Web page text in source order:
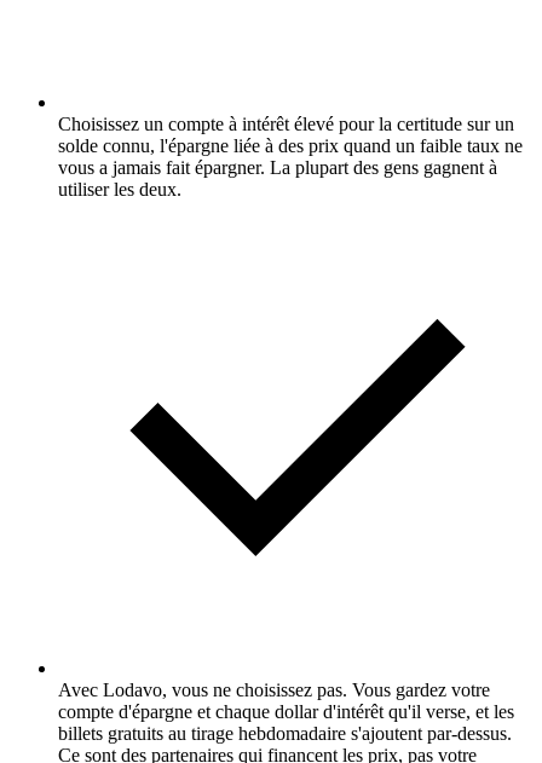
Choisissez un compte à intérêt élevé pour la certitude sur un
solde connu, l'épargne liée à des prix quand un faible taux ne
vous a jamais fait épargner. La plupart des gens gagnent à
utiliser les deux.
Avec Lodavo, vous ne choisissez pas. Vous gardez votre
compte d'épargne et chaque dollar d'intérêt qu'il verse, et les
billets gratuits au tirage hebdomadaire s'ajoutent par-dessus.
Ce sont des partenaires qui financent les prix, pas votre